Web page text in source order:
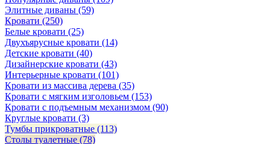
Элитные диваны (59)
Кровати (250)
Белые кровати (25)
Двухъярусные кровати (14)
Детские кровати (40)
Дизайнерские кровати (43)
Интерьерные кровати (101)
Кровати из массива дерева (35)
Кровати с мягким изголовьем (153)
Кровати с подъемным механизмом (90)
Круглые кровати (3)
Тумбы прикроватные (113)
Столы туалетные (78)